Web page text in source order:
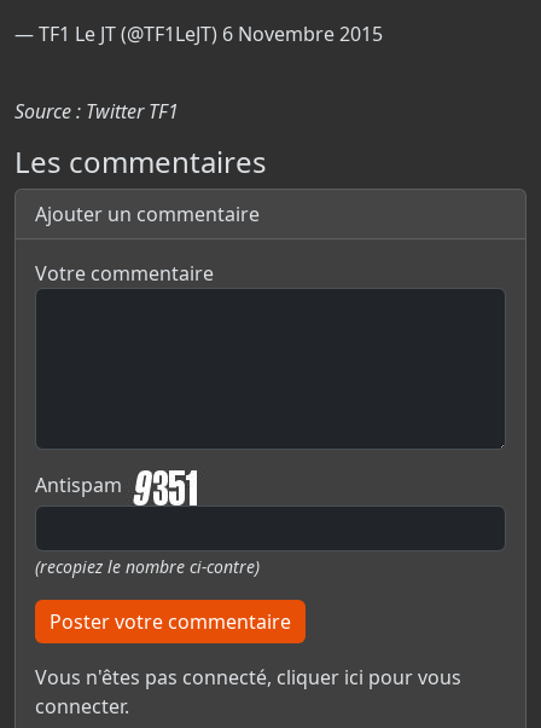
— TF1 Le JT (@TF1LeJT) 6 Novembre 2015
Source : Twitter TF1
Les commentaires
Ajouter un commentaire
Votre commentaire
Antispam
(recopiez le nombre ci-contre)
Poster votre commentaire
Vous n'êtes pas connecté, cliquer ici pour vous
connecter.